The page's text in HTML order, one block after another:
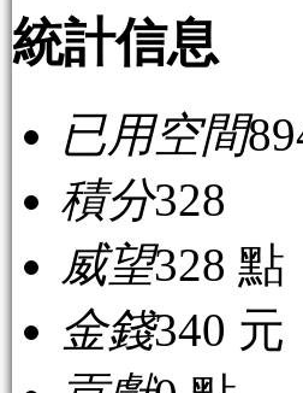
統計信息
已用空間
積分328
威望328 點
金錢340 元